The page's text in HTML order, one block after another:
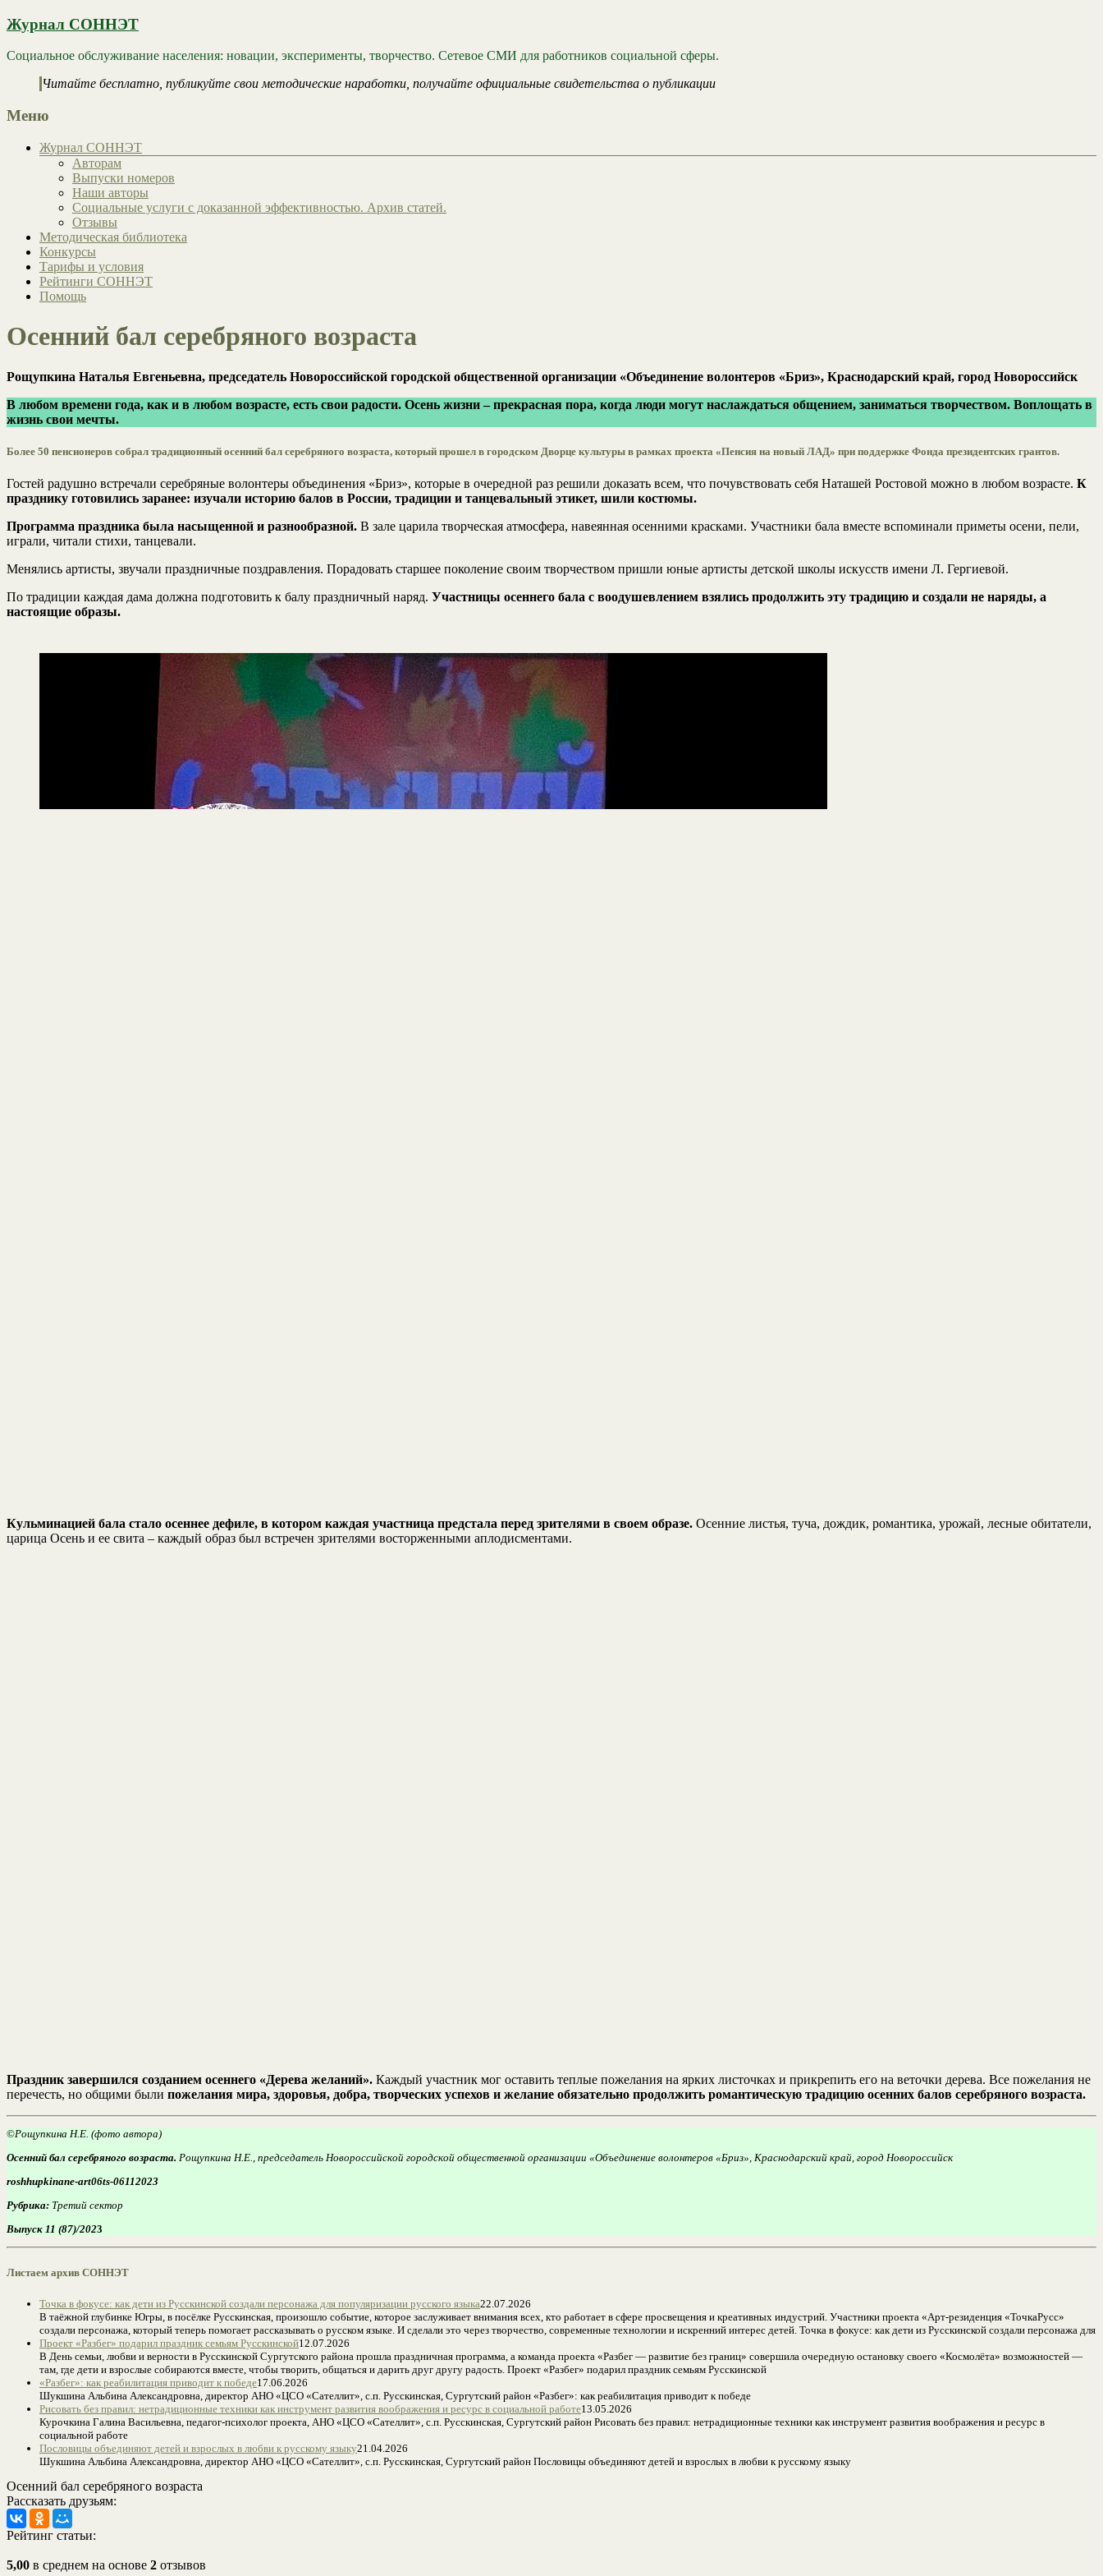
Журнал СОННЭТ
Социальное обслуживание населения: новации, эксперименты, творчество. Сетевое СМИ для работников социальной сферы.
Читайте бесплатно, публикуйте свои методические наработки, получайте официальные свидетельства о публикации
Меню
Журнал СОННЭТ
Авторам
Выпуски номеров
Наши авторы
Социальные услуги с доказанной эффективностью. Архив статей.
Отзывы
Методическая библиотека
Конкурсы
Тарифы и условия
Рейтинги СОННЭТ
Помощь
Осенний бал серебряного возраста
Рощупкина Наталья Евгеньевна, председатель Новороссийской городской общественной организации «Объединение волонтеров «Бриз», Краснодарский край, город Новороссийск
В любом времени года, как и в любом возрасте, есть свои радости. Осень жизни – прекрасная пора, когда люди могут наслаждаться общением, заниматься творчеством. Воплощать в
жизнь свои мечты.
Более 50 пенсионеров собрал традиционный осенний бал серебряного возраста, который прошел в городском Дворце культуры в рамках проекта «Пенсия на новый ЛАД» при поддержке Фонда президентских грантов.
Гостей радушно встречали серебряные волонтеры объединения «Бриз», которые в очередной раз решили доказать всем, что почувствовать себя Наташей Ростовой можно в любом возрасте. К
празднику готовились заранее: изучали историю балов в России, традиции и танцевальный этикет, шили костюмы.
Программа праздника была насыщенной и разнообразной. В зале царила творческая атмосфера, навеянная осенними красками. Участники бала вместе вспоминали приметы осени, пели,
играли, читали стихи, танцевали.
Менялись артисты, звучали праздничные поздравления. Порадовать старшее поколение своим творчеством пришли юные артисты детской школы искусств имени Л. Гергиевой.
По традиции каждая дама должна подготовить к балу праздничный наряд. Участницы осеннего бала с воодушевлением взялись продолжить эту традицию и создали не наряды, а
настоящие образы.
Кульминацией бала стало осеннее дефиле, в котором каждая участница предстала перед зрителями в своем образе. Осенние листья, туча, дождик, романтика, урожай, лесные обитатели,
царица Осень и ее свита – каждый образ был встречен зрителями восторженными аплодисментами.
Праздник завершился созданием осеннего «Дерева желаний». Каждый участник мог оставить теплые пожелания на ярких листочках и прикрепить его на веточки дерева. Все пожелания не
перечесть, но общими были пожелания мира, здоровья, добра, творческих успехов и желание обязательно продолжить романтическую традицию осенних балов серебряного возраста.
©Рощупкина Н.Е. (фото автора)
Осенний бал серебряного возраста. Рощупкина Н.Е., председатель Новороссийской городской общественной организации «Объединение волонтеров «Бриз», Краснодарский край, город Новороссийск
roshhupkinane-art06ts-06112023
Рубрика: Третий сектор
Выпуск 11 (87)/2023
Листаем архив СОННЭТ
Точка в фокусе: как дети из Русскинской создали персонажа для популяризации русского языка22.07.2026
В таёжной глубинке Югры, в посёлке Русскинская, произошло событие, которое заслуживает внимания всех, кто работает в сфере просвещения и креативных индустрий. Участники проекта «Арт-резиденция «ТочкаРусс»
создали персонажа, который теперь помогает рассказывать о русском языке. И сделали это через творчество, современные технологии и искренний интерес детей. Точка в фокусе: как дети из Русскинской создали персонажа для
Проект «Разбег» подарил праздник семьям Русскинской12.07.2026
В День семьи, любви и верности в Русскинской Сургутского района прошла праздничная программа, а команда проекта «Разбег — развитие без границ» совершила очередную остановку своего «Космолёта» возможностей —
там, где дети и взрослые собираются вместе, чтобы творить, общаться и дарить друг другу радость. Проект «Разбег» подарил праздник семьям Русскинской
«Разбег»: как реабилитация приводит к победе17.06.2026
Шукшина Альбина Александровна, директор АНО «ЦСО «Сателлит», с.п. Русскинская, Сургутский район «Разбег»: как реабилитация приводит к победе
Рисовать без правил: нетрадиционные техники как инструмент развития воображения и ресурс в социальной работе13.05.2026
Курочкина Галина Васильевна, педагог-психолог проекта, АНО «ЦСО «Сателлит», с.п. Русскинская, Сургутский район Рисовать без правил: нетрадиционные техники как инструмент развития воображения и ресурс в
социальной работе
Пословицы объединяют детей и взрослых в любви к русскому языку21.04.2026
Шукшина Альбина Александровна, директор АНО «ЦСО «Сателлит», с.п. Русскинская, Сургутский район Пословицы объединяют детей и взрослых в любви к русскому языку
Осенний бал серебряного возраста
Рассказать друзьям:
Рейтинг статьи:
5,00 в среднем на основе 2 отзывов